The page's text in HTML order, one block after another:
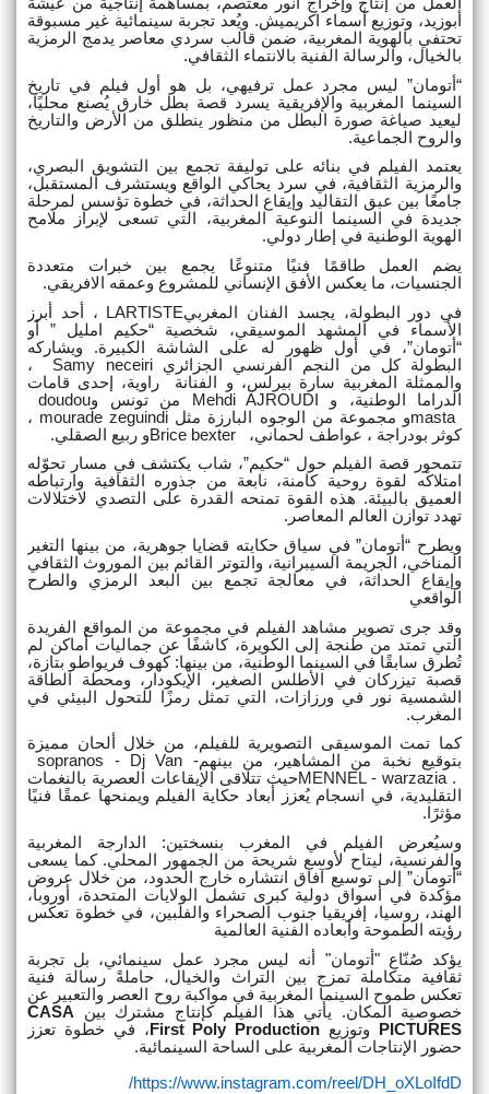
أبوزيد، وتوزيع أسماء اكريميش. ويُعد تجربة سينمائية غير مسبوقة
تحتفي بالهوية المغربية، ضمن قالب سردي معاصر يدمج الرمزية
بالخيال، والرسالة الفنية بالانتماء الثقافي.
“ أتومان” ليس مجرد عمل ترفيهي، بل هو أول فيلم في تاريخ
السينما المغربية والإفريقية يسرد قصة بطل خارق يُصنع محليًا،
ليعيد صياغة صورة البطل من منظور ينطلق من الأرض والتاريخ
والروح الجماعية.
يعتمد الفيلم في بنائه على توليفة تجمع بين التشويق البصري،
والرمزية الثقافية، في سرد يحاكي الواقع ويستشرف المستقبل،
جامعًا بين عبق التقاليد وإيقاع الحداثة، في خطوة تؤسس لمرحلة
جديدة في السينما النوعية المغربية، التي تسعى لإبراز ملامح
الهوية الوطنية في إطار دولي.
يضم العمل طاقمًا فنيًا متنوعًا يجمع بين خبرات متعددة
الجنسيات، ما يعكس الأفق الإنساني للمشروع وعمقه الافريقي.
في دور البطولة، يجسد الفنان المغربيLARTISTE ، أحد أبرز
الأسماء في المشهد الموسيقي، شخصية “حكيم امليل ” أو
“أتومان”، في أول ظهور له على الشاشة الكبيرة. ويشاركه
البطولة كل من النجم الفرنسي الجزائري Samy neceiri ،
والممثلة المغربية سارة بيرلس، و الفنانة راوية، إحدى قامات
الدراما الوطنية، و Mehdi AJROUDI من تونس وdoudou
mastaو مجموعة من الوجوه البارزة مثل mourade zeguindi ،
كوثر بودراجة ، عواطف لحماني،
Brice bexterو ربيع الصقلي.
تتمحور قصة الفيلم حول “حكيم”، شاب يكتشف في مسار تحوّله
امتلاكَه لقوة روحية كامنة، نابعة من جذوره الثقافية وارتباطه
العميق بالبيئة. هذه القوة تمنحه القدرة على التصدي لاختلالات
تهدد توازن العالم المعاصر .
ويطرح “أتومان” في سياق حكايته قضايا جوهرية، من بينها التغير
المناخي، الجريمة السيبرانية، والتوتر القائم بين الموروث الثقافي
وإيقاع الحداثة، في معالجة تجمع بين البعد الرمزي والطرح
الواقعي
وقد جرى تصوير مشاهد الفيلم في مجموعة من المواقع الفريدة
التي تمتد من طنجة إلى الكويرة، كاشفًا عن جماليات أماكن لم
تُطرق سابقًا في السينما الوطنية، من بينها: كهوف فريواطو بتازة،
قصبة تيزركان في الأطلس الصغير، الإيكودار، ومحطة الطاقة
الشمسية نور في ورزازات، التي تمثل رمزًا للتحول البيئي في
المغرب.
كما تمت الموسيقى التصويرية للفيلم، من خلال ألحان مميزة
بتوقيع نخبة من المشاهير، من بينهمsopranos - Dj Van -
MENNEL - warzazia .حيث تتلاقى الإيقاعات العصرية بالنغمات
التقليدية، في انسجام يُعزز أبعاد حكاية الفيلم ويمنحها عمقًا فنيًا
مؤثرًا .
وسيُعرض الفيلم في المغرب بنسختين: الدارجة المغربية
والفرنسية، ليتاح لأوسع شريحة من الجمهور المحلي. كما يسعى
“أتومان” إلى توسيع آفاق انتشاره خارج الحدود، من خلال عروض
مؤكدة في أسواق دولية كبرى تشمل الولايات المتحدة، أوروبا،
الهند، روسيا، إفريقيا جنوب الصحراء والفلبين، في خطوة تعكس
رؤيته الطموحة وأبعاده الفنية العالمية
يؤكد صُنّاع "أتومان" أنه ليس مجرد عمل سينمائي، بل تجربة
ثقافية متكاملة تمزج بين التراث والخيال، حاملةً رسالة فنية
تعكس طموح السينما المغربية في مواكبة روح العصر والتعبير عن
خصوصية المكان. يأتي هذا الفيلم كإنتاج مشترك بين CASA
PICTURES
وتوزيع First Poly Production، في خطوة تعزز
حضور الإنتاجات المغربية على الساحة السينمائية.
https://www.instagram.com/reel/DH_oXLoIfdD
/